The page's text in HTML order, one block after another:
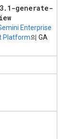
. 1-generate-
Enterprise
Platform의 GA